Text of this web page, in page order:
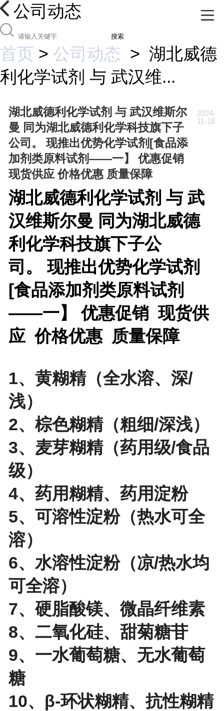
公司动态
搜索
首页 > 公司动态 > 湖北威德
利化学试剂 与 武汉维...
湖北威德利化学试剂 与 武汉维斯尔
曼 同为湖北威德利化学科技旗下子
公司。 现推出优势化学试剂[食品添
加剂类原料试剂——一】 优惠促销
现货供应 价格优惠 质量保障
2024-
11-18
湖北威德利化学试剂 与 武
汉维斯尔曼 同为湖北威德
利化学科技旗下子公
司。 现推出优势化学试剂
[食品添加剂类原料试剂
——一】 优惠促销 现货供
应 价格优惠 质量保障
1、黄糊精（全水溶、深/
浅）
2、棕色糊精（粗细/深浅）
3、麦芽糊精（药用级/食品
级）
4、药用糊精、药用淀粉
5、可溶性淀粉（热水可全
溶）
6、水溶性淀粉（凉/热水均
可全溶）
7、硬脂酸镁、微晶纤维素
8、二氧化硅、甜菊糖苷
9、一水葡萄糖、无水葡萄
糖
10、β-环状糊精、抗性糊精